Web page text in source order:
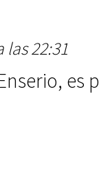
las 22:31
es